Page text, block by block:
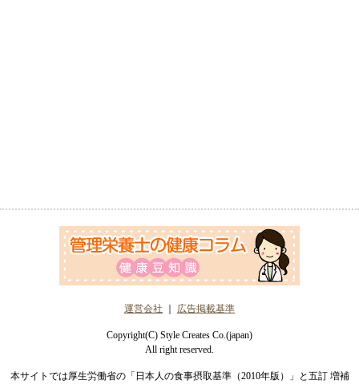
運営会社 広告掲載基準
Copyright(C) Style Creates Co.(japan)
All right reserved.
本サイトでは厚生労働省の「日本人の食事摂取基準（2010年版）」と五訂 増補